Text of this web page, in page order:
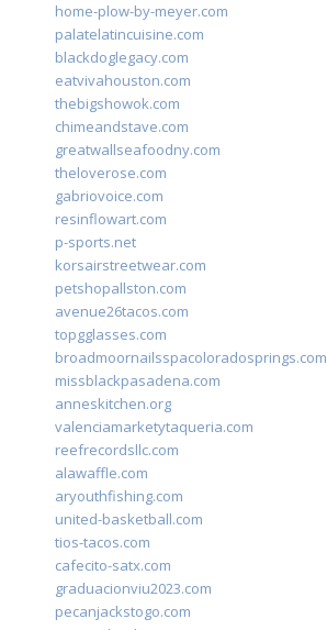
home-plow-by-meyer.com
palatelatincuisine.com
blackdoglegacy.com
eatvivahouston.com
thebigshowok.com
chimeandstave.com
greatwallseafoodny.com
theloverose.com
gabriovoice.com
resinflowart.com
p-sports.net
korsairstreetwear.com
petshopallston.com
avenue26tacos.com
topgglasses.com
broadmoornailsspacoloradosprings.com
missblackpasadena.com
anneskitchen.org
valenciamarketytaqueria.com
reefrecordsllc.com
alawaffle.com
aryouthfishing.com
united-basketball.com
tios-tacos.com
cafecito-satx.com
graduacionviu2023.com
pecanjackstogo.com